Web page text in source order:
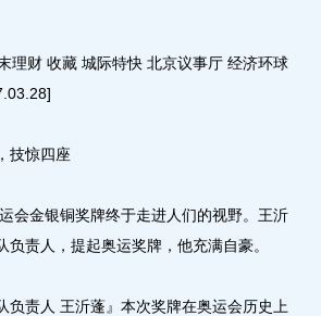
财 收藏 城际特快 北京议事厅 经济环球
技惊四座
金银铜奖牌终于走进人们的视野。王沂
责人，提起奥运奖牌，他充满自豪。
责人 王沂蓬』本次奖牌在奥运会历史上